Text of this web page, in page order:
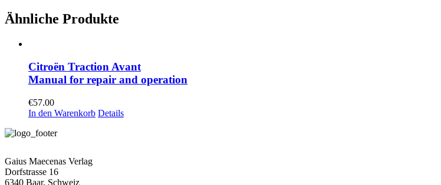
Ähnliche Produkte
Citroën Traction Avant
Manual for repair and operation
€57.00
In den Warenkorb Details
Gaius Maecenas Verlag
Dorfstrasse 16
6340 Baar, Schweiz